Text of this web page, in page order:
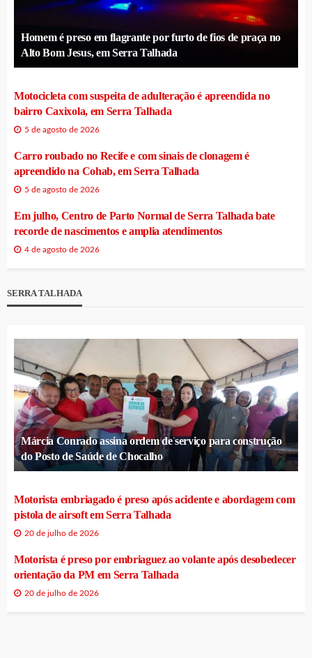
Homem é preso em flagrante por furto de fios de praça no
Alto Bom Jesus, em Serra Talhada
Motocicleta com suspeita de adulteração é apreendida no
bairro Caxixola, em Serra Talhada
5 de agosto de 2026
Carro roubado no Recife e com sinais de clonagem é
apreendido na Cohab, em Serra Talhada
5 de agosto de 2026
Em julho, Centro de Parto Normal de Serra Talhada bate
recorde de nascimentos e amplia atendimentos
4 de agosto de 2026
SERRA TALHADA
Márcia Conrado assina ordem de serviço para construção
do Posto de Saúde de Chocalho
Motorista embriagado é preso após acidente e abordagem com
pistola de airsoft em Serra Talhada
20 de julho de 2026
Motorista é preso por embriaguez ao volante após desobedecer
orientação da PM em Serra Talhada
20 de julho de 2026